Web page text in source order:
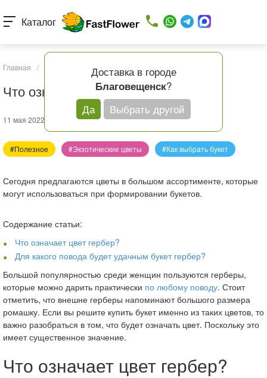
Доставка в городе
Благовещенск?
Да
Выбрать другой
Каталог
Главная / Что означают цвета гербер?
Что означают цвета гербер?
11 мая 2022
#Полезное #Экзотические цветы #Как выбрать букет
Сегодня предлагаются цветы в большом ассортименте, которые
могут использоваться при формировании букетов.
Содержание статьи:
Что означает цвет гербер?
Для какого повода будет удачным букет гербер?
Большой популярностью среди женщин пользуются герберы,
которые можно дарить практически по любому поводу. Стоит
отметить, что внешне герберы напоминают большого размера
ромашку. Если вы решите купить букет именно из таких цветов, то
важно разобраться в том, что будет означать цвет. Поскольку это
имеет существенное значение.
Что означает цвет гербер?